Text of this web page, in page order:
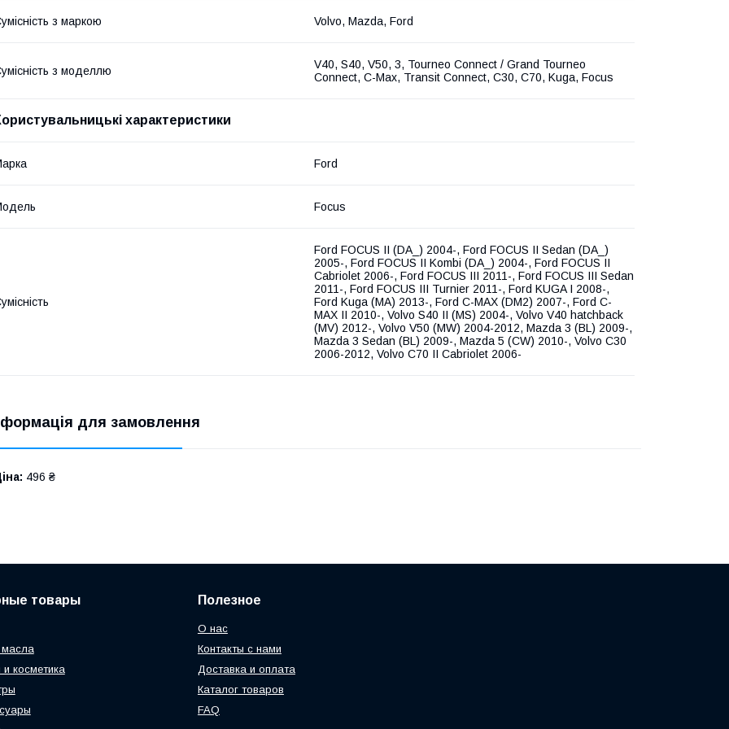
з маркою Volvo, Mazda, Ford
з моделлю
V40, S40, V50, 3, Tourneo Connect / Grand Tourneo
Connect, C-Max, Transit Connect, C30, C70, Kuga, Focus
характеристики
Ford
Focus
Ford FOCUS II (DA_) 2004-, Ford FOCUS II Sedan (DA_)
2005-, Ford FOCUS II Kombi (DA_) 2004-, Ford FOCUS II
Cabriolet 2006-, Ford FOCUS III 2011-, Ford FOCUS III Sedan
2011-, Ford FOCUS III Turnier 2011-, Ford KUGA I 2008-,
Ford Kuga (MA) 2013-, Ford C-MAX (DM2) 2007-, Ford C-
MAX II 2010-, Volvo S40 II (MS) 2004-, Volvo V40 hatchback
(MV) 2012-, Volvo V50 (MW) 2004-2012, Mazda 3 (BL) 2009-,
Mazda 3 Sedan (BL) 2009-, Mazda 5 (CW) 2010-, Volvo C30
2006-2012, Volvo C70 II Cabriolet 2006-
для замовлення
496 ₴
товары
косметика
Полезное
О нас
Контакты с нами
Доставка и оплата
Каталог товаров
FAQ